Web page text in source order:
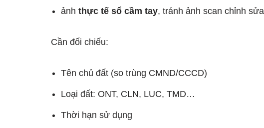
ảnh thực tế sổ cầm tay, tránh ảnh scan chỉnh sửa
Cần đối chiếu:
Tên chủ đất (so trùng CMND/CCCD)
Loại đất: ONT, CLN, LUC, TMD…
Thời hạn sử dụng